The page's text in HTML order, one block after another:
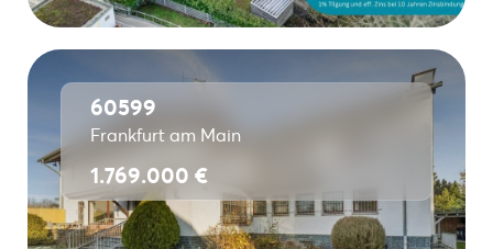
60599
Frankfurt am Main
1.769.000 €